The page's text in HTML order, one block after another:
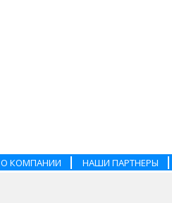
О КОМПАНИИ НАШИ ПАРТНЕРЫ